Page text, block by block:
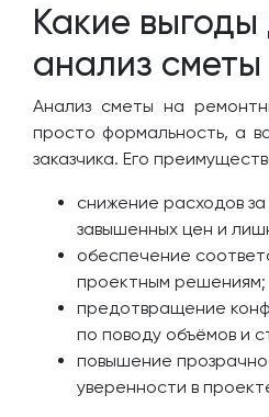
Какие выгоды
анализ сметы
Анализ сметы на
просто формальность, а
заказчика. Его
снижение расходов
завышенных цен и
обеспечение
проектным решениям;
предотвращение
по поводу объёмов и
повышение
уверенности в